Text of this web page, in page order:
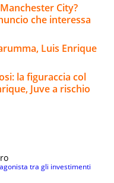
City?
che interessa
Luis Enrique
la figuraccia col
Juve a rischio
tra gli investimenti